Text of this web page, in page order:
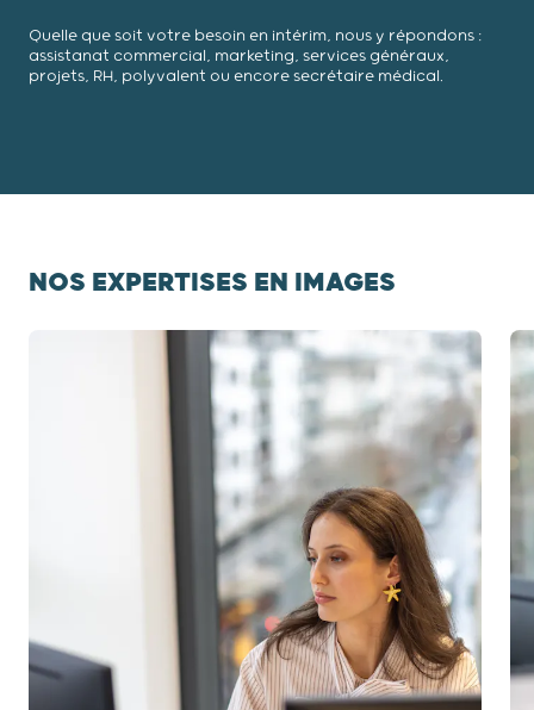
Quelle que soit votre besoin en intérim, nous y répondons :
assistanat commercial, marketing, services généraux,
projets, RH, polyvalent ou encore secrétaire médical.
NOS EXPERTISES EN IMAGES